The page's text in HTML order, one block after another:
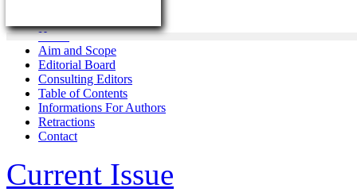
Home
Aim and Scope
Editorial Board
Consulting Editors
Table of Contents
Informations For Authors
Retractions
Contact
Current Issue